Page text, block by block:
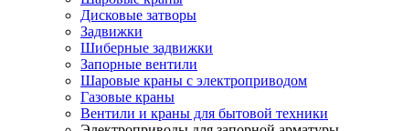
Дисковые затворы
Задвижки
Шиберные задвижки
Запорные вентили
Шаровые краны с электроприводом
Газовые краны
Вентили и краны для бытовой техники